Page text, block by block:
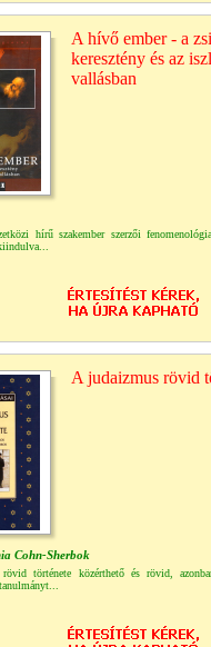
A hívő ember - a
keresztény és az
vallásban
hírű szakember szerzői
A judaizmus rövid
Cohn-Sherbok
története közérthető és rövid,